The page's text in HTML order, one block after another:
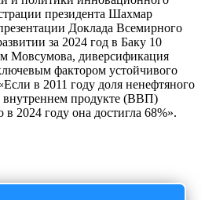
президента Шахмар
Доклада Всемирного
за 2024 год в Баку 10
Мовсумова, диверсификация
фактором устойчивого
в 2011 году доля ненефтяного
внутреннем продукте (ВВП)
в 2024 году она достигла 68%».